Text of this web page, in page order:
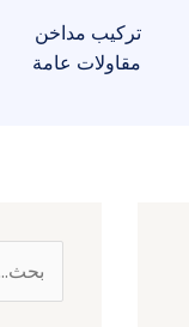
تركيب مداخن
مقاولات عامة